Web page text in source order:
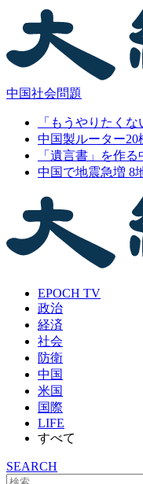
中国社会問題
「もうやりたく
中国製ルーター
「遺言書」を作
中国で地震急増 8
EPOCH TV
政治
経済
社会
防衛
中国
米国
国際
LIFE
すべて
SEARCH